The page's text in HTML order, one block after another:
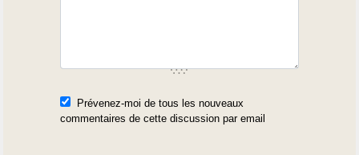
Prévenez-moi de tous les nouveaux
commentaires de cette discussion par email